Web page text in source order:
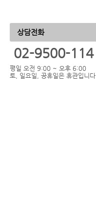
상담전화
02-9500-114
평일 오전 9:00 ~ 오후 6:00
토, 일요일, 공휴일은 휴관입니다.